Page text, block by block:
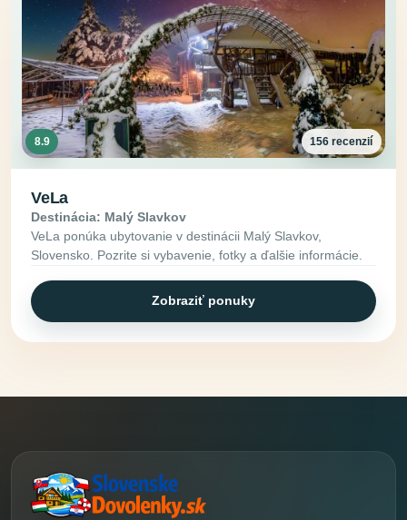
8.9 156 recenzií
VeLa
Destinácia: Malý Slavkov
VeLa ponúka ubytovanie v destinácii Malý Slavkov,
Slovensko. Pozrite si vybavenie, fotky a ďalšie informácie.
Zobraziť ponuky